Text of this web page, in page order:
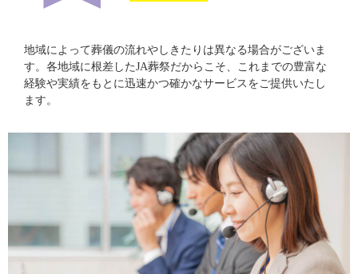
地域によって葬儀の流れやしきたりは異なる場合がございま
す。各地域に根差したJA葬祭だからこそ、これまでの豊富な
経験や実績をもとに迅速かつ確かなサービスをご提供いたし
ます。